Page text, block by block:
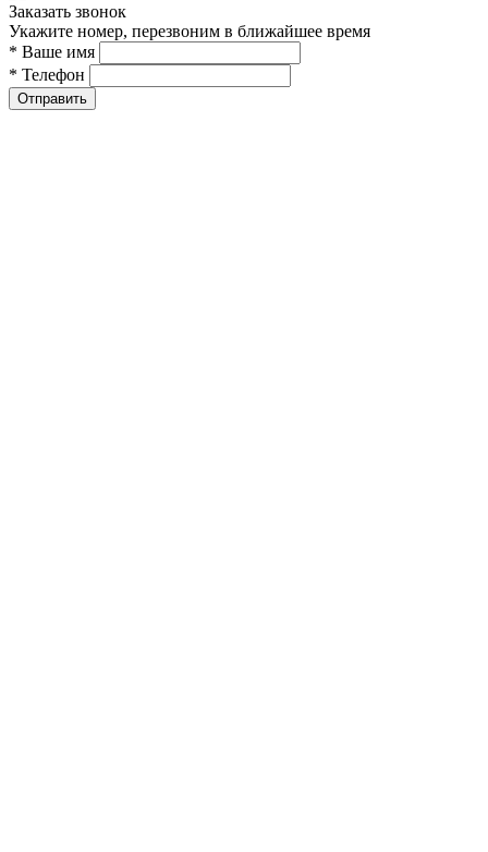
Заказать звонок
Укажите номер, перезвоним в ближайшее время
* Ваше имя
* Телефон
Отправить